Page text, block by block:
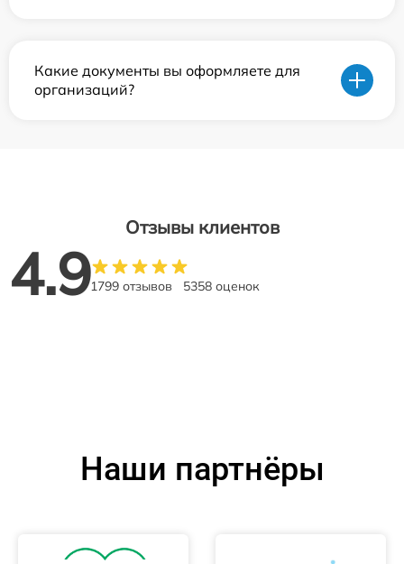
Какие документы вы оформляете для
организаций?
Отзывы клиентов
4.91799 отзывов 5358 оценок
Наши партнёры